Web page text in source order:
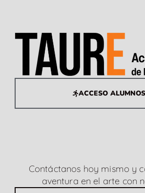
ACCESO ALUMNOS
Contáctanos hoy mismo y
aventura en el arte con